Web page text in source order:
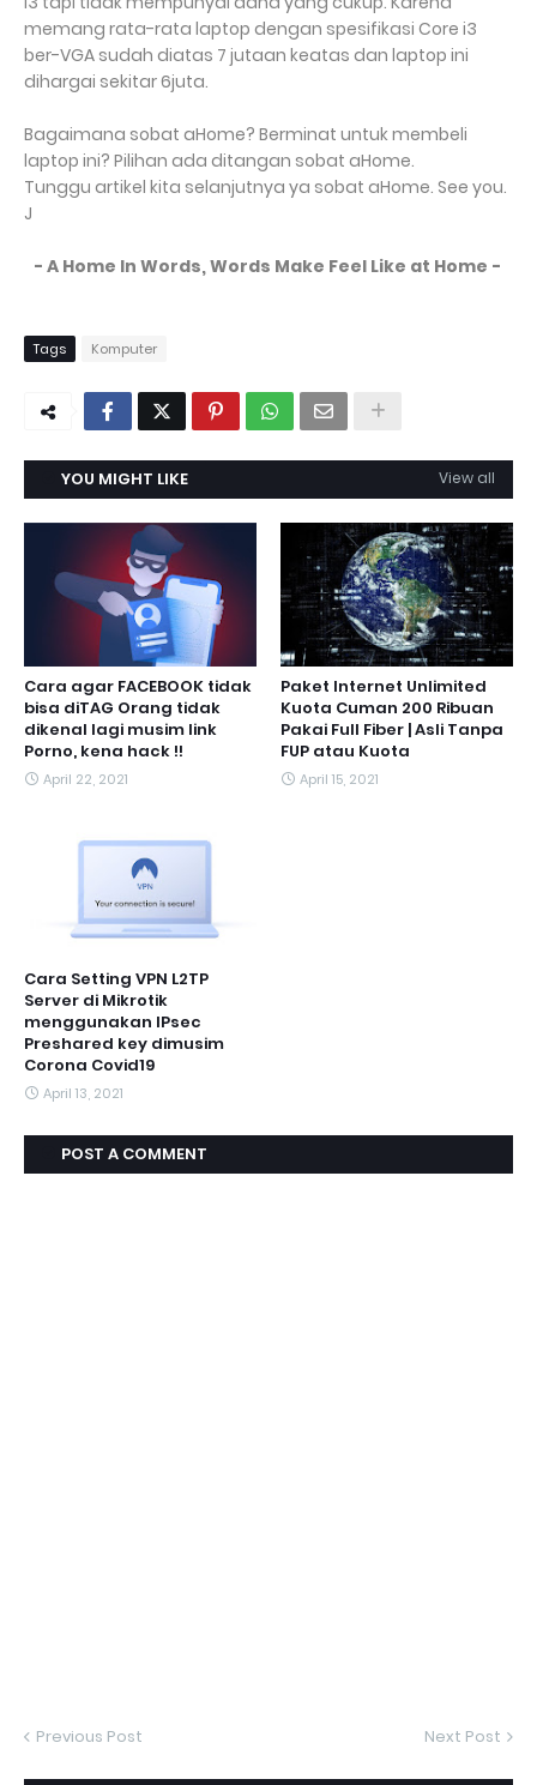
memang rata-rata laptop dengan spesifikasi Core i3
ber-VGA sudah diatas 7 jutaan keatas dan laptop ini
dihargai sekitar 6juta.
Bagaimana sobat aHome? Berminat untuk membeli
laptop ini? Pilihan ada ditangan sobat aHome.
Tunggu artikel kita selanjutnya ya sobat aHome. See you.
J
- A Home In Words, Words Make Feel Like at Home -
Tags Komputer
YOU MIGHT LIKE View all
Cara agar FACEBOOK tidak
bisa diTAG Orang tidak
dikenal lagi musim link
Porno, kena hack !!
April 22, 2021
Paket Internet Unlimited
Kuota Cuman 200 Ribuan
Pakai Full Fiber | Asli Tanpa
FUP atau Kuota
April 15, 2021
Cara Setting VPN L2TP
Server di Mikrotik
menggunakan IPsec
Preshared key dimusim
Corona Covid19
April 13, 2021
POST A COMMENT
Previous Post Next Post